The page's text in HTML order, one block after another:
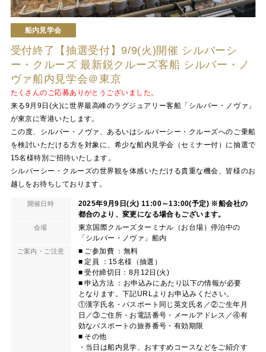
船内見学会
受付終了【抽選受付】9/9(火)開催 シルバーシ
ー・クルーズ 最新鋭クルーズ客船 シルバー・ノ
ヴァ船内見学会＠東京
たくさんのご応募ありがとうございました。
来る9月9日(火)に世界最高峰のラグジュアリー客船「シルバー・ノヴァ」
が東京に寄港いたします。
この度、シルバー・ノヴァ、あるいはシルバーシー・クルーズへのご乗船
を検討いただける方を対象に、希少な船内見学会（セミナー付）に抽選で
15名様特別ご招待いたします。
シルバーシー・クルーズの世界観を体感いただける貴重な機会、皆様のお
越しをお待ちしております。
開催日時
2025年9月9日(火) 11:00～13:00(予定) ※船会社の
都合のより、変更になる場合もございます。
会場
東京国際クルーズターミナル（お台場）停泊中の
「シルバー・ノヴァ」船内
ご案内・ご注意
■ ご参加費 ：無料
■ 定員 ：15名様（抽選）
■ 受付締切日：8月12日(火)
■ 申込方法 ：お申込みにあたり以下の情報が必要
となります。下記URLよりお申込みください。
①漢字氏名・パスポート同じ英文氏名／②ご生年月
日／③ご住所・お電話番号・メールアドレス／④有
効なパスポートの旅券番号・有効期限
■ その他
・当日は船内見学、おすすめコースなどをご紹介す